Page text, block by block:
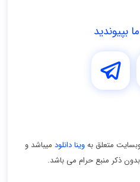
بپیوندید
متعلق بهوینا دانلود ميباشد و
ذکر منبع حرام می باشد.